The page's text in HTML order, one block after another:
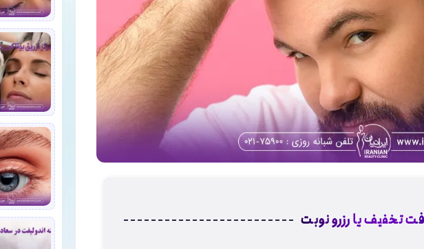
تخفیف یا رزرو نوبت